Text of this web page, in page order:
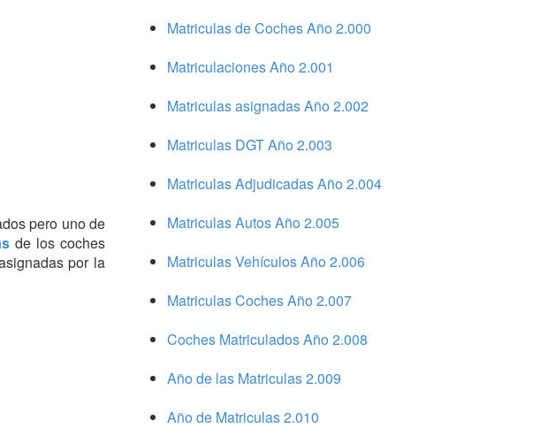
pero uno de
de los coches
por la
Matriculas de Coches Año 2.000
Matriculaciones Año 2.001
Matriculas asignadas Año 2.002
Matriculas DGT Año 2.003
Matriculas Adjudicadas Año 2.004
Matriculas Autos Año 2.005
Matriculas Vehículos Año 2.006
Matriculas Coches Año 2.007
Coches Matriculados Año 2.008
Año de las Matriculas 2.009
Año de Matriculas 2.010